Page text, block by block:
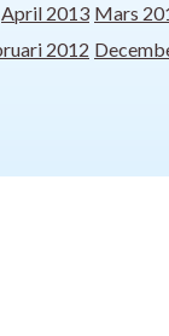
April 2013 Mars
2012